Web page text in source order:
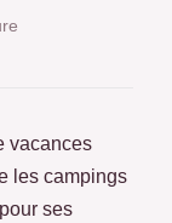
vacances
les campings
ses